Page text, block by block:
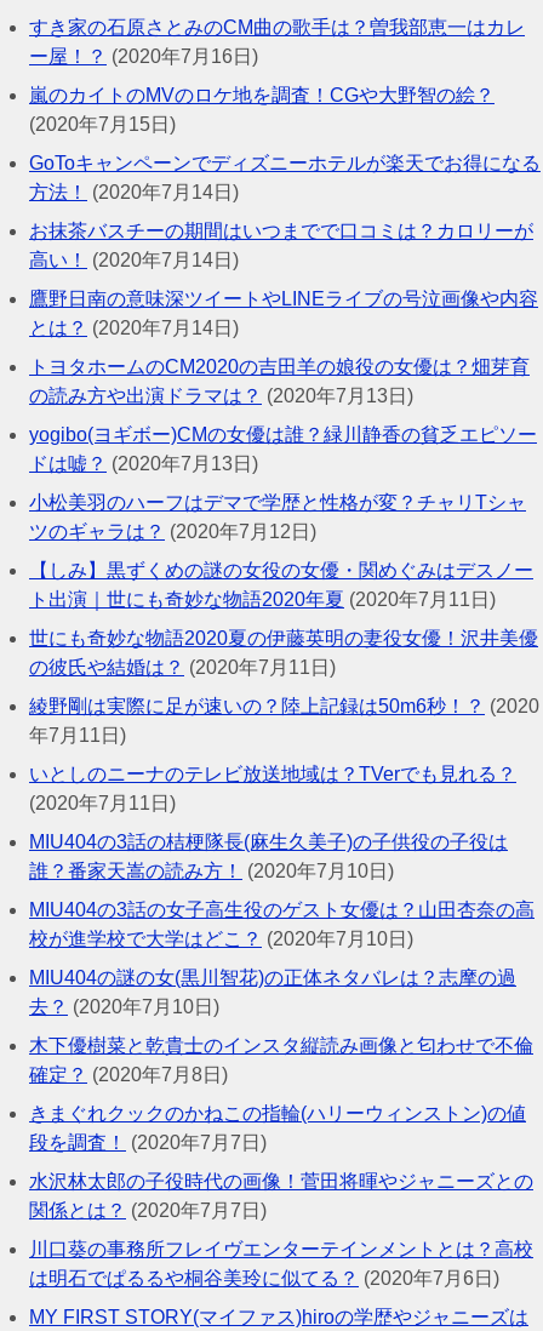
すき家の石原さとみのCM曲の歌手は？曽我部恵一はカレ
ー屋！？ (2020年7月16日)
嵐のカイトのMVのロケ地を調査！CGや大野智の絵？
(2020年7月15日)
GoToキャンペーンでディズニーホテルが楽天でお得になる
方法！
(2020年7月14日)
お抹茶バスチーの期間はいつまでで口コミは？カロリーが
高い！
(2020年7月14日)
鷹野日南の意味深ツイートやLINEライブの号泣画像や内容
とは？ (2020年7月14日)
トヨタホームのCM2020の吉田羊の娘役の女優は？畑芽育
の読み方や出演ドラマは？ (2020年7月13日)
yogibo(ヨギボー)CMの女優は誰？緑川静香の貧乏エピソー
ドは嘘？ (2020年7月13日)
小松美羽のハーフはデマで学歴と性格が変？チャリTシャ
ツのギャラは？ (2020年7月12日)
【しみ】黒ずくめの謎の女役の女優・関めぐみはデスノー
ト出演｜世にも奇妙な物語2020年夏 (2020年7月11日)
世にも奇妙な物語2020夏の伊藤英明の妻役女優！沢井美優
の彼氏や結婚は？ (2020年7月11日)
綾野剛は実際に足が速いの？陸上記録は50m6秒！？ (2020
年7月11日)
いとしのニーナのテレビ放送地域は？TVerでも見れる？
(2020年7月11日)
MIU404の3話の桔梗隊長(麻生久美子)の子供役の子役は
誰？番家天嵩の読み方！
(2020年7月10日)
MIU404の3話の女子高生役のゲスト女優は？山田杏奈の高
校が進学校で大学はどこ？ (2020年7月10日)
MIU404の謎の女(黒川智花)の正体ネタバレは？志摩の過
去？ (2020年7月10日)
木下優樹菜と乾貴士のインスタ縦読み画像と匂わせで不倫
確定？ (2020年7月8日)
きまぐれクックのかねこの指輪(ハリーウィンストン)の値
段を調査！
(2020年7月7日)
水沢林太郎の子役時代の画像！菅田将暉やジャニーズとの
関係とは？ (2020年7月7日)
川口葵の事務所フレイヴエンターテインメントとは？高校
は明石でぱるるや桐谷美玲に似てる？ (2020年7月6日)
MY FIRST STORY(マイファス)hiroの学歴やジャニーズは